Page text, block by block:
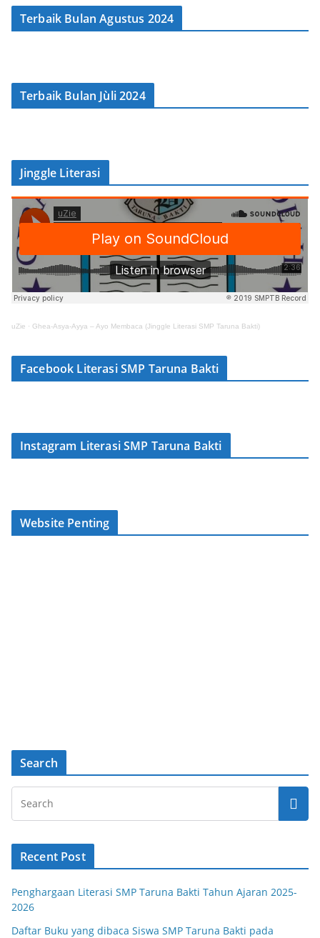
Terbaik Bulan Agustus 2024
Terbaik Bulan Jùli 2024
Jinggle Literasi
uZie · Ghea-Asya-Ayya – Ayo Membaca (Jinggle Literasi SMP Taruna Bakti)
Facebook Literasi SMP Taruna Bakti
Instagram Literasi SMP Taruna Bakti
Website Penting
Search
Recent Post
Penghargaan Literasi SMP Taruna Bakti Tahun Ajaran 2025-
2026
Daftar Buku yang dibaca Siswa SMP Taruna Bakti pada